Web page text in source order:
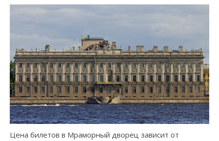
Цена билетов в Мраморный дворец зависит от